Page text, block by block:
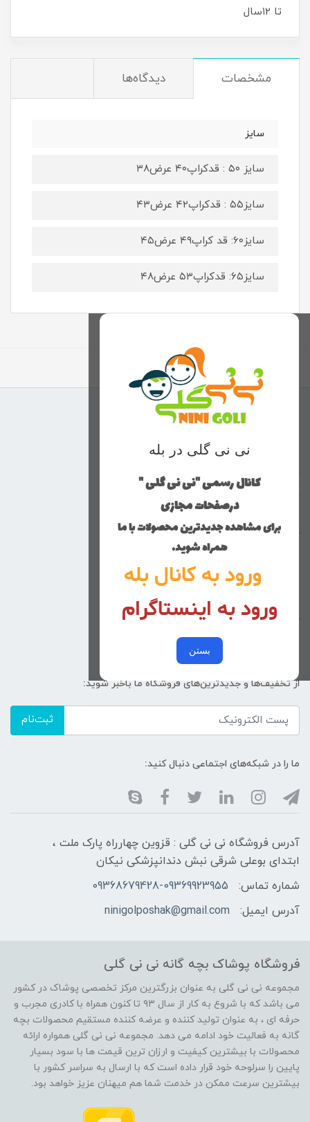
تا ۱۲سال
مشخصات دیدگاه‌ها
سایز
سایز ۵۰ : قدکراپ۴۰ عرض۳۸
سایز۵۵ : قدکراپ۴۲ عرض۴۳
سایز۶۰: قد کراپ۴۹ عرض۴۵
سایز۶۵: قدکراپ۵۳ عرض۴۸
نی نی گلی در بله
کانال رسمی "نی نی گلی "
درصفحات مجازی
برای مشاهده جدیدترین محصولات با ما
همراه شوید.
ورود به کانال بله
ورود به اینستاگرام
بستن
برگشت به بالا
منوی وب‌سایت
خانه
کوچولوهای نی نی گلی
تماس با ما
کد پیگیری سفارشات
خرید عمده
از تخفیف‌ها و جدیدترین‌های فروشگاه ما باخبر شوید:
ثبت‌نام
ما را در شبکه‌های اجتماعی دنبال کنید:
آدرس فروشگاه نی نی گلی : قزوین چهارراه پارک ملت ،
ابتدای بوعلی شرقی نبش دندانپزشکی نیکان
شماره تماس:
09368679428-09369923955
آدرس ایمیل:
ninigolposhak@gmail.com
فروشگاه پوشاک بچه گانه نی نی گلی
مجموعه نی نی گلی به عنوان بزرگترین مرکز تخصصی پوشاک در کشور
می باشد که با شروع به کار از سال ۹۳ تا کنون همراه با کادری مجرب و
حرفه ای ، به عنوان تولید کننده و عرضه کننده مستقیم محصولات بچه
گانه به فعالیت خود ادامه می دهد. مجموعه نی نی گلی همواره ارائه
محصولات با بیشترین کیفیت و ارزان ترین قیمت ها با سود بسیار
پایین را سرلوحه خود قرار داده است که با ارسال به سراسر کشور با
بیشترین سرعت ممکن در خدمت شما هم میهنان عزیز خواهد بود.